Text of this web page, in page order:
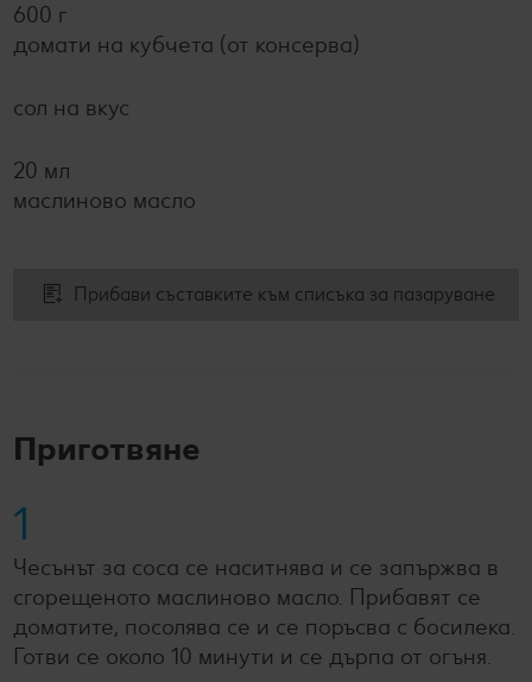
600 г
домати на кубчета (от консерва)
сол на вкус
20 мл
маслиново масло
Прибави съставките към списъка за пазаруване
Приготвяне
1
Чесънът за соса се наситнява и се запържва в
сгорещеното маслиново масло. Прибавят се
доматите, посолява се и се поръсва с босилека.
Готви се около 10 минути и се дърпа от огъня.